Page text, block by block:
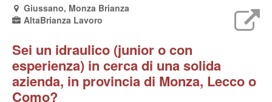
Giussano, Monza Brianza
AltaBrianza Lavoro
Sei un idraulico (junior o con
esperienza) in cerca di una solida
azienda, in provincia di Monza, Lecco o
Como?